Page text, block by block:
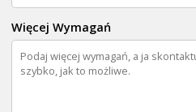
Więcej Wymagań